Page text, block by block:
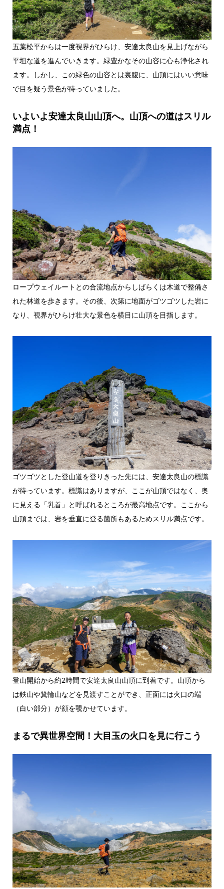
五葉松平からは一度視界がひらけ、安達太良山を見上げながら
平坦な道を進んでいきます。緑豊かなその山容に心も浄化され
ます。しかし、この緑色の山容とは裏腹に、山頂にはいい意味
で目を疑う景色が待っていました。
いよいよ安達太良山山頂へ。山頂への道はスリル
満点！
ロープウェイルートとの合流地点からしばらくは木道で整備さ
れた林道を歩きます。その後、次第に地面がゴツゴツした岩に
なり、視界がひらけ壮大な景色を横目に山頂を目指します。
ゴツゴツとした登山道を登りきった先には、安達太良山の標識
が待っています。標識はありますが、ここが山頂ではなく、奥
に見える「乳首」と呼ばれるところが最高地点です。ここから
山頂までは、岩を垂直に登る箇所もあるためスリル満点です。
登山開始から約2時間で安達太良山山頂に到着です。山頂から
は鉄山や箕輪山などを見渡すことができ、正面には火口の端
（白い部分）が顔を覗かせています。
まるで異世界空間！大目玉の火口を見に行こう